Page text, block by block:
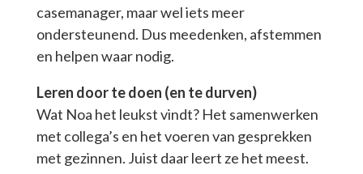
casemanager, maar wel iets meer
ondersteunend. Dus meedenken, afstemmen
en helpen waar nodig.
Leren door te doen (en te durven)
Wat Noa het leukst vindt? Het samenwerken
met collega’s en het voeren van gesprekken
met gezinnen. Juist daar leert ze het meest.